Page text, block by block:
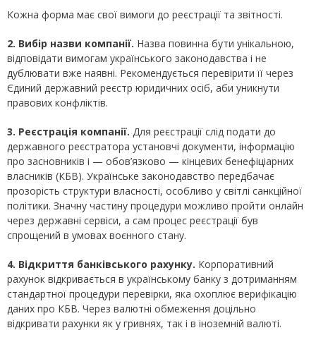
Кожна форма має свої вимоги до реєстрації та звітності.
2. Вибір назви компанії. Назва повинна бути унікальною,
відповідати вимогам українського законодавства і не
дублювати вже наявні. Рекомендується перевірити її через
Єдиний державний реєстр юридичних осіб, аби уникнути
правових конфліктів.
3. Реєстрація компанії. Для реєстрації слід подати до
державного реєстратора установчі документи, інформацію
про засновників і — обов’язково — кінцевих бенефіціарних
власників (КБВ). Українське законодавство передбачає
прозорість структури власності, особливо у світлі санкційної
політики. Значну частину процедури можливо пройти онлайн
через державні сервіси, а сам процес реєстрації був
спрощений в умовах воєнного стану.
4. Відкриття банківського рахунку. Корпоративний
рахунок відкривається в українському банку з дотриманням
стандартної процедури перевірки, яка охоплює верифікацію
даних про КБВ. Через валютні обмеження доцільно
відкривати рахунки як у гривнях, так і в іноземній валюті.